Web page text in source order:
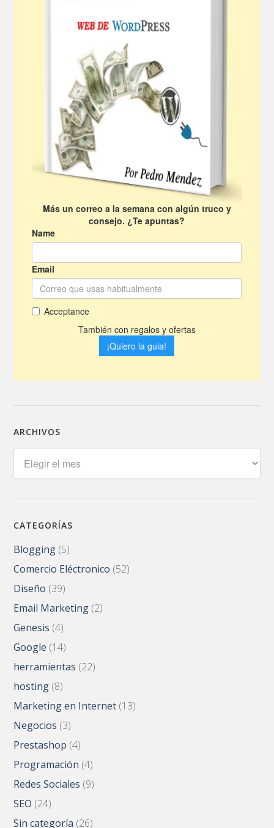
ARCHIVOS
CATEGORÍAS
Blogging (5)
Comercio Eléctronico (52)
Diseño (39)
Email Marketing (2)
Genesis (4)
Google (14)
herramientas (22)
hosting (8)
Marketing en Internet (13)
Negocios (3)
Prestashop (4)
Programación (4)
Redes Sociales (9)
SEO (24)
Sin categoría (26)